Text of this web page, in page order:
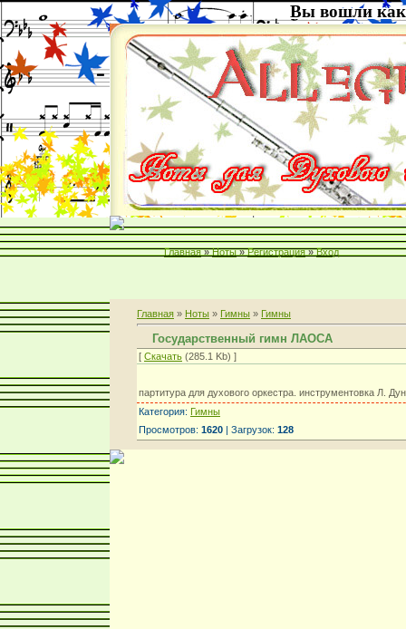
Вы вошли как
Главная » Ноты » Регистрация » Вход
Главная » Ноты » Гимны » Гимны
Государственный гимн ЛАОСА
[ Скачать (285.1 Kb) ]
партитура для духового оркестра. инструментовка Л.
Категория: Гимны
Просмотров: 1620 | Загрузок: 128